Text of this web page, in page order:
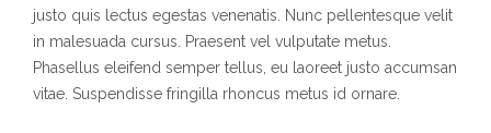
justo quis lectus egestas venenatis. Nunc pellentesque velit
in malesuada cursus. Praesent vel vulputate metus.
Phasellus eleifend semper tellus, eu laoreet justo accumsan
vitae. Suspendisse fringilla rhoncus metus id ornare.